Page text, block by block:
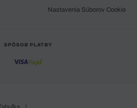
Nastavenia Súborov Cookie
SPÔSOB PLATBY